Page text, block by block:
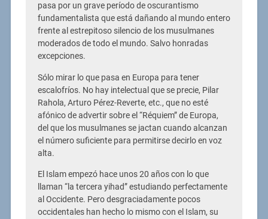
pasa por un grave período de oscurantismo
fundamentalista que está dañando al mundo entero
frente al estrepitoso silencio de los musulmanes
moderados de todo el mundo. Salvo honradas
excepciones.
Sólo mirar lo que pasa en Europa para tener
escalofríos. No hay intelectual que se precie, Pilar
Rahola, Arturo Pérez-Reverte, etc., que no esté
afónico de advertir sobre el “Réquiem” de Europa,
del que los musulmanes se jactan cuando alcanzan
el número suficiente para permitirse decirlo en voz
alta.
El Islam empezó hace unos 20 años con lo que
llaman “la tercera yihad” estudiando perfectamente
al Occidente. Pero desgraciadamente pocos
occidentales han hecho lo mismo con el Islam, su